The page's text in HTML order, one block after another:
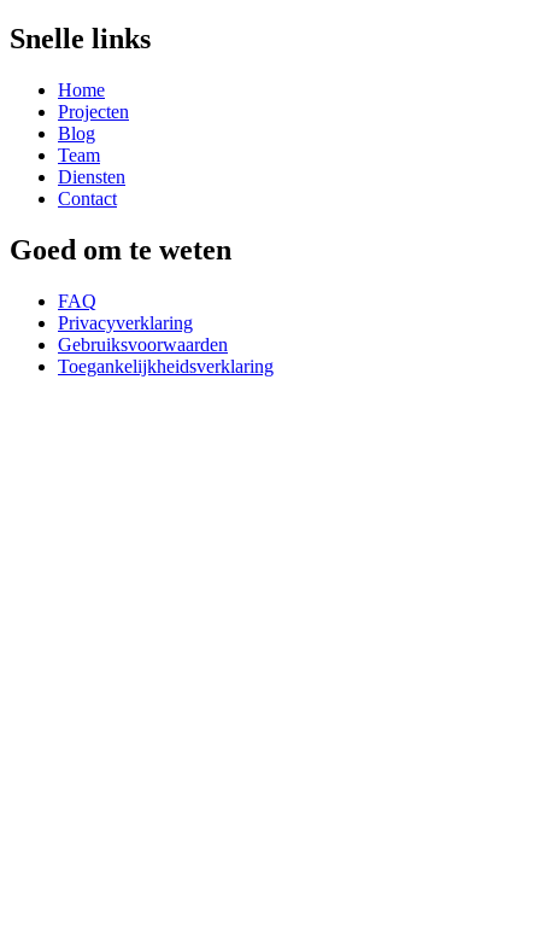
Snelle links
Home
Projecten
Blog
Team
Diensten
Contact
Goed om te weten
FAQ
Privacyverklaring
Gebruiksvoorwaarden
Toegankelijkheidsverklaring